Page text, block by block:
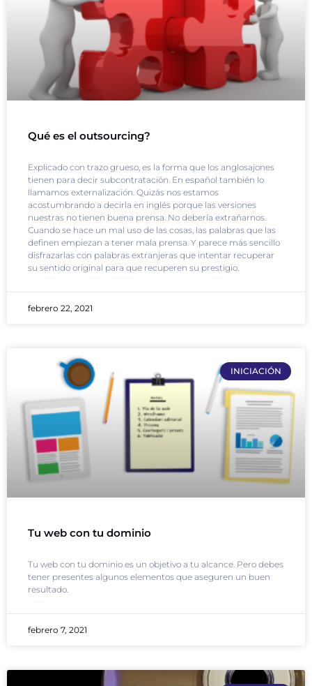
Qué es el outsourcing?
Explicado con trazo grueso, es la forma que los anglosajones
tienen para decir subcontratación. En español también lo
llamamos externalización. Quizás nos estamos
acostumbrando a decirla en inglés porque las versiones
nuestras no tienen buena prensa. No debería extrañarnos.
Cuando se hace un mal uso de las cosas, las palabras que las
definen empiezan a tener mala prensa. Y parece más sencillo
disfrazarlas con palabras extranjeras que intentar recuperar
su sentido original para que recuperen su prestigio.
febrero 22, 2021
INICIACIÓN
Tu web con tu dominio
Tu web con tu dominio es un objetivo a tu alcance. Pero debes
tener presentes algunos elementos que aseguren un buen
resultado.
febrero 7, 2021